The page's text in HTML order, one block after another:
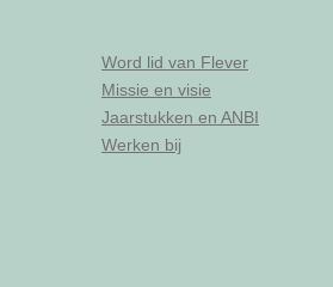
Word lid van Flever
Missie en visie
Jaarstukken en ANBI
Werken bij